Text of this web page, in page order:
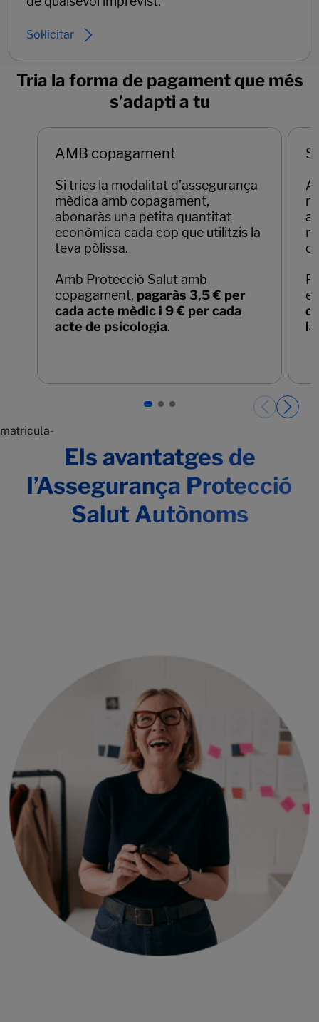
Sol·licitar
Tria la forma de pagament que més
s’adapti a tu
AMB copagament
Si tries la modalitat d’assegurança
mèdica amb copagament,
abonaràs una petita quantitat
econòmica cada cop que utilitzis la
teva pòlissa.
Amb Protecció Salut amb
copagament, pagaràs 3,5 € per
cada acte mèdic i 9 € per cada
acte de psicologia.
matricula-
Els avantatges de
l’Assegurança Protecció
Salut Autònoms